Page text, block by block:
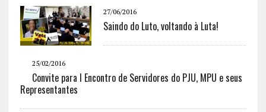
27/06/2016
Saindo do Luto, voltando à Luta!
25/02/2016
Convite para I Encontro de Servidores do PJU, MPU e seus
Representantes